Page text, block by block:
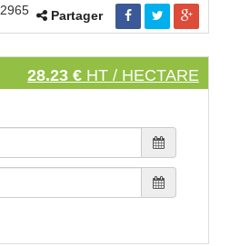
Partager
28.23 € HT / HECTARE